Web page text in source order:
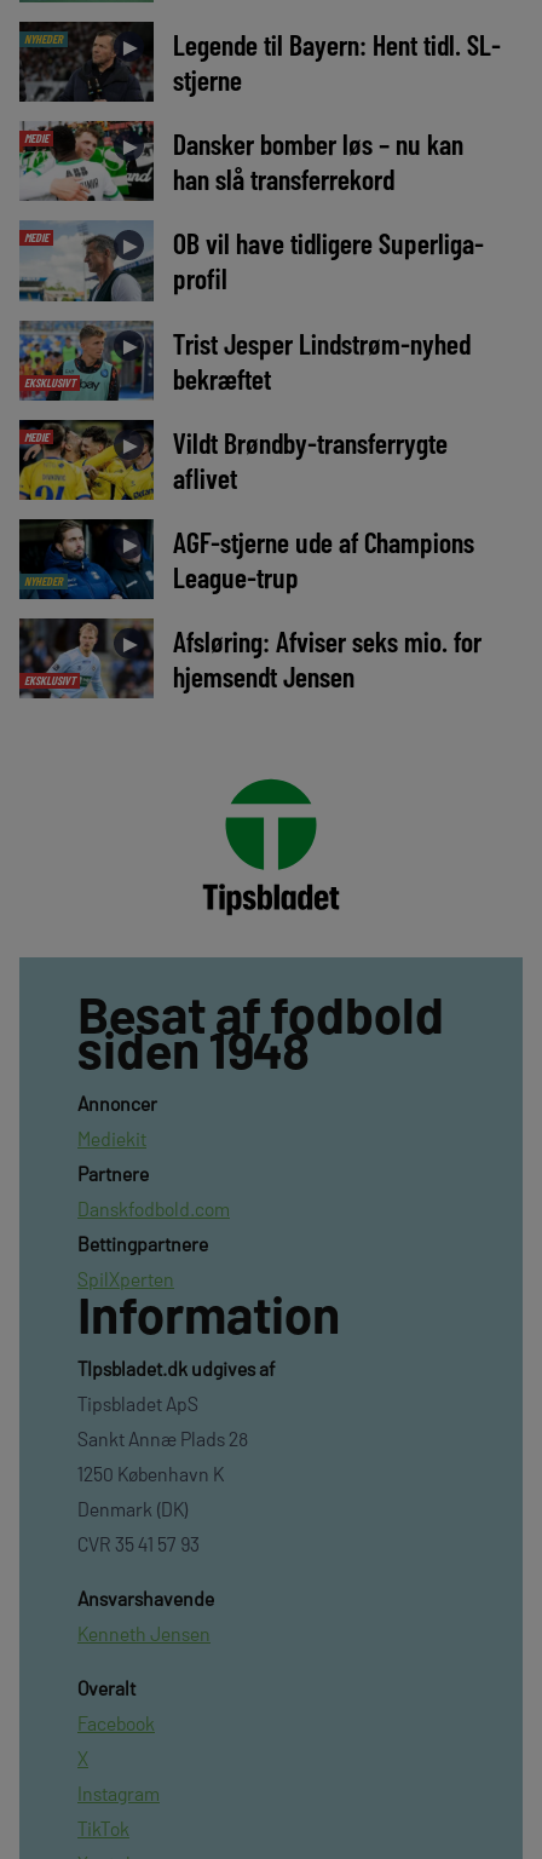
NYHEDER ►
Legende til Bayern: Hent tidl. SL-
stjerne
MEDIE ►
Dansker bomber løs – nu kan
han slå transferrekord
MEDIE ►
OB vil have tidligere Superliga-
profil
EKSKLUSIVT
►
Trist Jesper Lindstrøm-nyhed
bekræftet
MEDIE ►
Vildt Brøndby-transferrygte
aflivet
NYHEDER
►
AGF-stjerne ude af Champions
League-trup
EKSKLUSIVT
►
Afsløring: Afviser seks mio. for
hjemsendt Jensen
Besat af fodbold
siden 1948
Annoncer
Mediekit
Partnere
Danskfodbold.com
Bettingpartnere
SpilXperten
Information
TIpsbladet.dk udgives af
Tipsbladet ApS
Sankt Annæ Plads 28
1250 København K
Denmark (DK)
CVR 35 41 57 93
Ansvarshavende
Kenneth Jensen
Overalt
Facebook
X
Instagram
TikTok